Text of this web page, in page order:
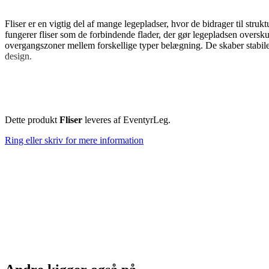
Fliser er en vigtig del af mange legepladser, hvor de bidrager til
fungerer fliser som de forbindende flader, der gør legepladsen
overgangszoner mellem forskellige typer belægning. De skaber
design.
En af de største fordele ved fliser på legepladsen er muligheden for
hvor det er nemt at aflæse, hvor man kan løbe og lege, og hvor man
Dette produkt Fliser leveres af EventyrLeg.
Ring eller skriv for mere information